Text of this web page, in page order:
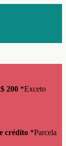
200 *Exceto
crédito *Parcela